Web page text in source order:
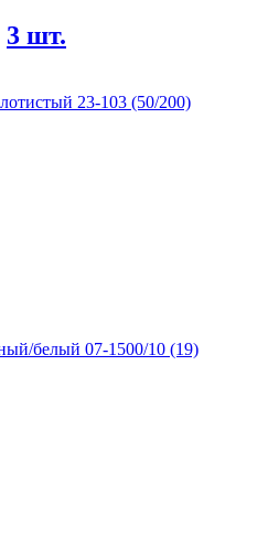
3 шт.
23-103 (50/200)
белый 07-1500/10 (19)